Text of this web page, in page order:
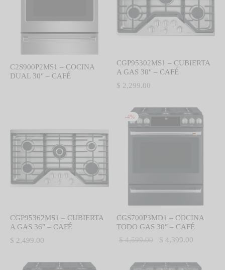
C2S900P2MS1 – COCINA
DUAL 30″ – CAFÉ
CGP95302MS1 – CUBIERTA
A GAS 30″ – CAFÉ
$ 2,299.00
CGP95362MS1 – CUBIERTA
A GAS 36″ – CAFÉ
$ 2,499.00
-4%
CGS700P3MD1 – COCINA
TODO GAS 30″ – CAFÉ
$4,599.00
El precio
era:
$ 4,399.00
$